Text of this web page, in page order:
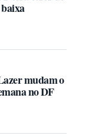
mudam o
no DF